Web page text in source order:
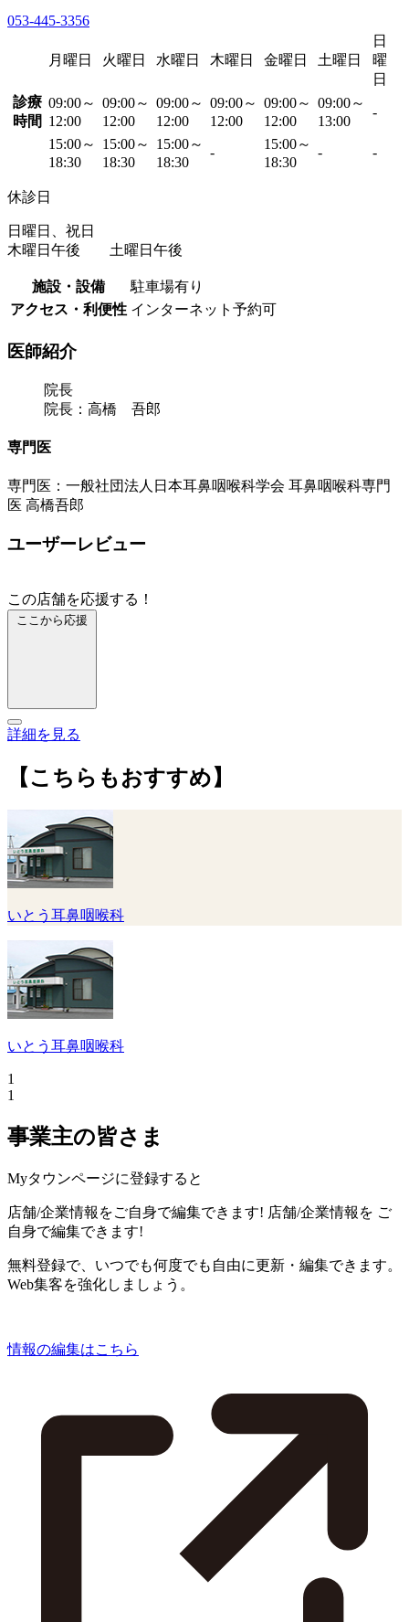
053-445-3356
月曜日 火曜日 水曜日 木曜日 金曜日 土曜日
日
曜
日
診療
時間
09:00～
12:00
09:00～
12:00
09:00～
12:00
09:00～
12:00
09:00～
12:00
09:00～
13:00
-
15:00～
18:30
15:00～
18:30
15:00～
18:30
-
15:00～
18:30
- -
休診日
日曜日、祝日
木曜日午後 土曜日午後
施設・設備
駐車場有り
アクセス・利便性 インターネット予約可
医師紹介
院長
院長：高橋 吾郎
専門医
専門医：一般社団法人日本耳鼻咽喉科学会 耳鼻咽喉科専門
医 高橋吾郎
ユーザーレビュー
この店舗を応援する！
ここから応援
詳細を見る
【こちらもおすすめ】
いとう耳鼻咽喉科
いとう耳鼻咽喉科
1
1
事業主の皆さま
Myタウンページに登録すると
店舗/企業情報をご自身で編集できます! 店舗/企業情報を ご
自身で編集できます!
無料登録で、いつでも何度でも自由に更新・編集できます。
Web集客を強化しましょう。
情報の編集はこちら